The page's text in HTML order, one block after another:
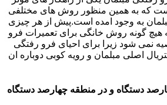
که به همین منظور روش های مختلفی
به وجود امده است.پیش از هر چیزی
هیچ گونه روش خانگی برای تعمیرات فرو
نمی شود زیرا برای احیای فرو رفتگی
اصلی مبلمان و رویه کوبی دوباره ان
دستگاه و در منطقه چهارصد دستگاه